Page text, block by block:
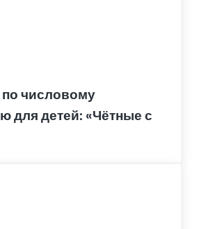
числовому
для детей: «Чётные с